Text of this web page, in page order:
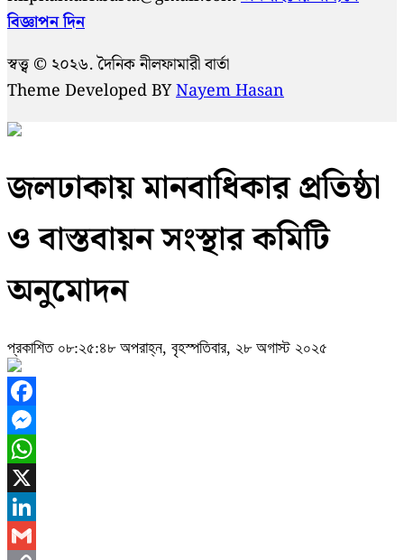
বিজ্ঞাপন দিন
স্বত্ত্ব © ২০২৬. দৈনিক নীলফামারী বার্তা
Theme Developed BYNayem Hasan
জলঢাকায় মানবাধিকার প্রতিষ্ঠা
ও বাস্তবায়ন সংস্থার কমিটি
অনুমোদন
প্রকাশিত ০৮:২৫:৪৮ অপরাহ্ন, বৃহস্পতিবার, ২৮ অগাস্ট ২০২৫
Facebook
Messenger
WhatsApp
X
LinkedIn